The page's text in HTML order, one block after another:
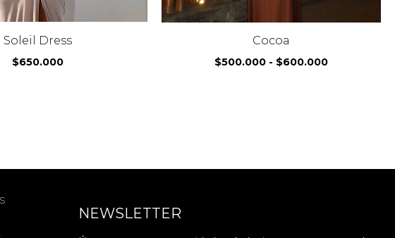
Soleil Dress
$650.000
Cocoa
$500.000 - $600.000
NEWSLETTER